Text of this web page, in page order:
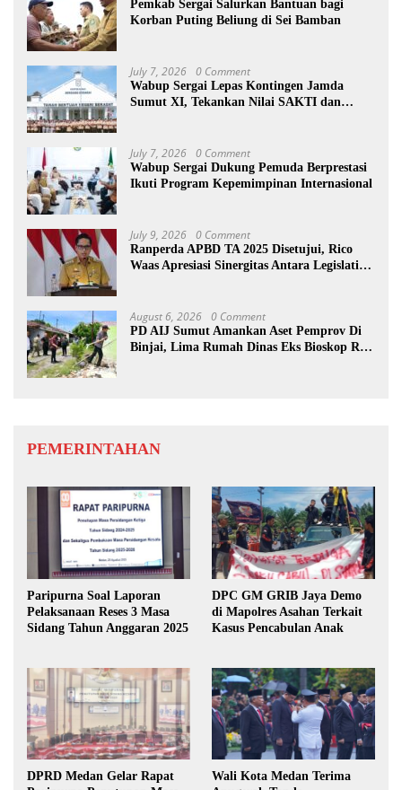
Pemkab Sergai Salurkan Bantuan bagi
Korban Puting Beliung di Sei Bamban
July 7, 2026 0 Comment
Wabup Sergai Lepas Kontingen Jamda
Sumut XI, Tekankan Nilai SAKTI dan
July 7, 2026 0 Comment
Wabup Sergai Dukung Pemuda Berprestasi
Ikuti Program Kepemimpinan Internasional
July 9, 2026 0 Comment
Ranperda APBD TA 2025 Disetujui, Rico
Waas Apresiasi Sinergitas Antara Legislatif
August 6, 2026 0 Comment
PD AIJ Sumut Amankan Aset Pemprov Di
Binjai, Lima Rumah Dinas Eks Bioskop Ria
PEMERINTAHAN
Paripurna Soal Laporan
Pelaksanaan Reses 3 Masa
Sidang Tahun Anggaran 2025
DPC GM GRIB Jaya Demo
di Mapolres Asahan Terkait
Kasus Pencabulan Anak
DPRD Medan Gelar Rapat
Wali Kota Medan Terima